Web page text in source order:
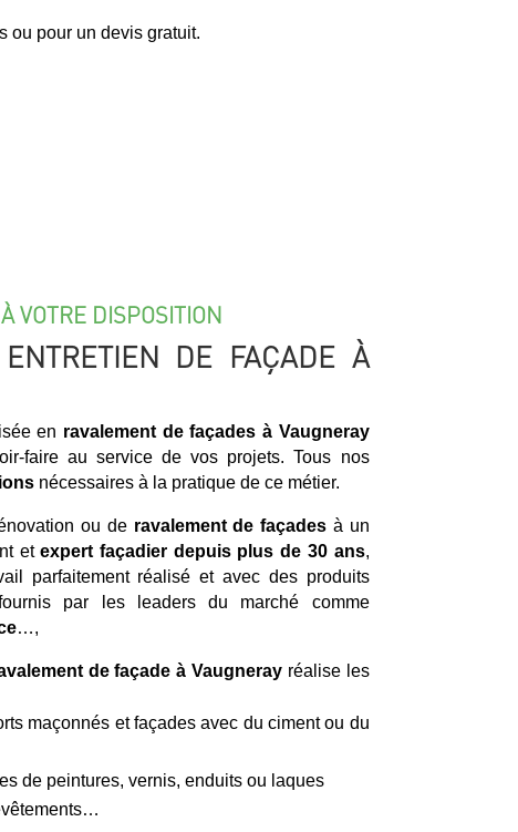
ou pour un devis gratuit.
VOTRE DISPOSITION
DE FAÇADE À
en ravalement de façades à Vaugneray
faire au service de vos projets. Tous nos
nécessaires à la pratique de ce métier.
ou de ravalement de façades à un
etexpert façadier depuis plus de 30 ans,
parfaitement réalisé et avec des produits
par les leaders du marché comme
…,
de façade à Vaugneray réalise les
maçonnés et façades avec du ciment ou du
de peintures, vernis, enduits ou laques